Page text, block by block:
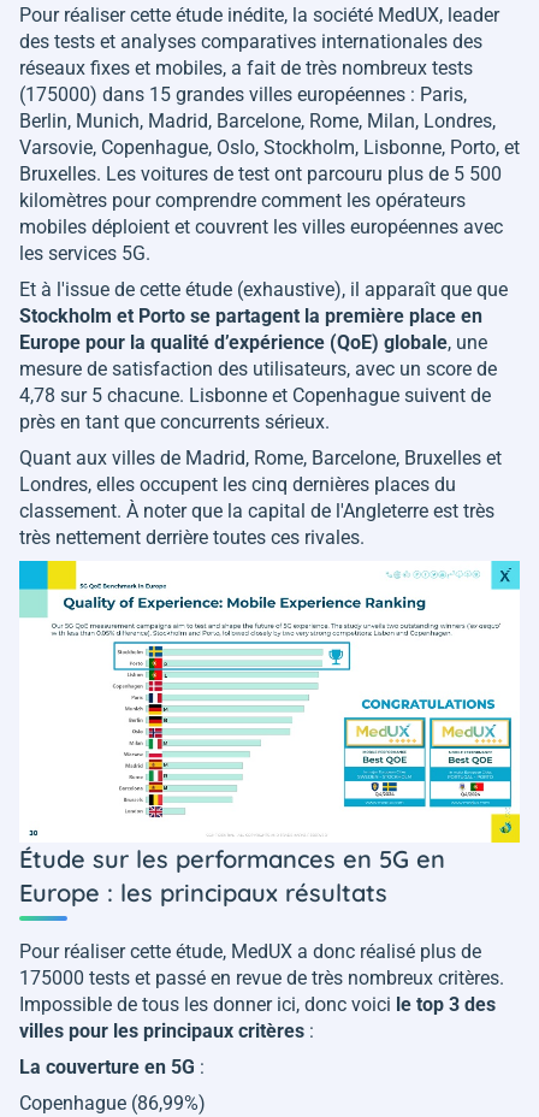
Pour réaliser cette étude inédite, la société MedUX, leader
des tests et analyses comparatives internationales des
réseaux fixes et mobiles, a fait de très nombreux tests
(175000) dans 15 grandes villes européennes : Paris,
Berlin, Munich, Madrid, Barcelone, Rome, Milan, Londres,
Varsovie, Copenhague, Oslo, Stockholm, Lisbonne, Porto, et
Bruxelles. Les voitures de test ont parcouru plus de 5 500
kilomètres pour comprendre comment les opérateurs
mobiles déploient et couvrent les villes européennes avec
les services 5G.
Et à l'issue de cette étude (exhaustive), il apparaît que que
Stockholm et Porto se partagent la première place en
Europe pour la qualité d’expérience (QoE) globale, une
mesure de satisfaction des utilisateurs, avec un score de
4,78 sur 5 chacune. Lisbonne et Copenhague suivent de
près en tant que concurrents sérieux.
Quant aux villes de Madrid, Rome, Barcelone, Bruxelles et
Londres, elles occupent les cinq dernières places du
classement. À noter que la capital de l'Angleterre est très
très nettement derrière toutes ces rivales.
Étude sur les performances en 5G en
Europe : les principaux résultats
Pour réaliser cette étude, MedUX a donc réalisé plus de
175000 tests et passé en revue de très nombreux critères.
Impossible de tous les donner ici, donc voici le top 3 des
villes pour les principaux critères :
La couverture en 5G :
Copenhague (86,99%)